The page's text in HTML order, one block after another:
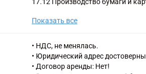
назначения
17.29 Производство прочих
22.19 Производство прочих
22.23 Производство
Показать все
• НДС, не менялась.
• Юридический адрес
• Договор аренды: Нет!